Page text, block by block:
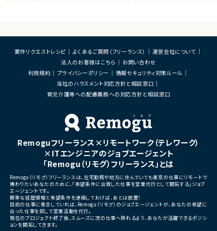
・仮説立案、検証、優先順位付け
・KPI設計、ロードマップ策定および運用
・エンジニア、デザイナー、CS、Biz、マーケテ
ィングとの連携推進
・既存サービス拡大および新規プロダクト強
・プロダクト企画
・開発推進
・フルリモート勤務可能
・10:15から朝会あり
・長期参画前提案件
び帳票出力基盤の構築
・各種データ検証、テスト対応
・周辺システムとのデータ連
装支援
■その他補足
・フルリモート勤務 （初日の
案件リクエストレシピ よくあるご質問（フリーランス）
運営会社について
法人のお客様はこちら
お問い合わせ
利用規約
プライバシーポリシー
情報セキュリティ対策ルール
当社のハラスメント対応方針と相談窓口
育児介護等への配慮義務への対応方針と相談窓口
Remoguフリーランス×リモートワーク（テレワーク）
×ITエンジニアのジョブエージェント
「Remogu（リモグ）フリーランス」とは
Remogu（リモグ）フリーランスは、在宅勤務や地方に住んでいても東京の仕事にリモートで
携わりたいあなたのために、「希望条件に合致した仕事を営業代行として開拓する」ジョブ
エージェントです。
簡単な経歴情報と希望条件を連絡しておけば、あとは放置！
目前の仕事に専念していれば、Remogu（リモグ）のジョブエージェントが、あなたの希望に
合った仕事を探して営業活動を代行。
現在のプロジェクト終了後、スムーズに次の仕事へ移れるよう、あなたが活躍できるポジシ
ョンを開拓してきます。